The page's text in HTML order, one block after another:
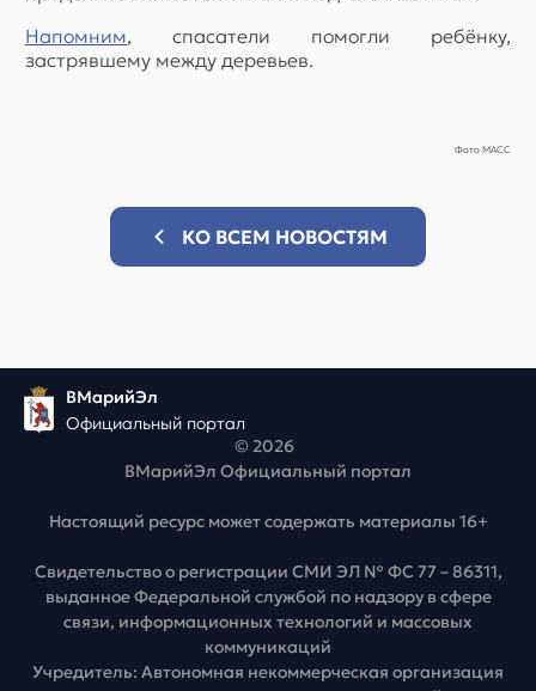
Напомним, спасатели помогли ребёнку,
застрявшему между деревьев.
Фото МАСС
КО ВСЕМ НОВОСТЯМ
ВМарийЭл
Официальный портал
© 2026
ВМарийЭл Официальный портал
Настоящий ресурс может содержать материалы 16+
Свидетельство о регистрации СМИ ЭЛ № ФС 77 – 86311,
выданное Федеральной службой по надзору в сфере
связи, информационных технологий и массовых
коммуникаций
Учредитель: Автономная некоммерческая организация